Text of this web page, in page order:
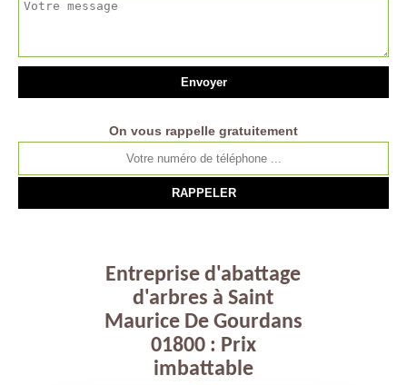
On vous rappelle gratuitement
Entreprise d'abattage
d'arbres à Saint
Maurice De Gourdans
01800 : Prix
imbattable